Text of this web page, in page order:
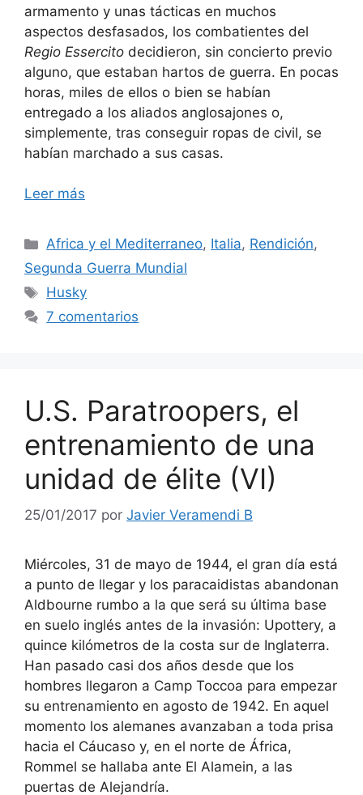
armamento y unas tácticas en muchos
aspectos desfasados, los combatientes del
Regio Essercito decidieron, sin concierto previo
alguno, que estaban hartos de guerra. En pocas
horas, miles de ellos o bien se habían
entregado a los aliados anglosajones o,
simplemente, tras conseguir ropas de civil, se
habían marchado a sus casas.
Leer más
Categorías
Africa y el Mediterraneo, Italia, Rendición,
Segunda Guerra Mundial
Etiquetas
Husky
7 comentarios
U.S. Paratroopers, el
entrenamiento de una
unidad de élite (VI)
25/01/2017 por Javier Veramendi B
Miércoles, 31 de mayo de 1944, el gran día está
a punto de llegar y los paracaidistas abandonan
Aldbourne rumbo a la que será su última base
en suelo inglés antes de la invasión: Upottery, a
quince kilómetros de la costa sur de Inglaterra.
Han pasado casi dos años desde que los
hombres llegaron a Camp Toccoa para empezar
su entrenamiento en agosto de 1942. En aquel
momento los alemanes avanzaban a toda prisa
hacia el Cáucaso y, en el norte de África,
Rommel se hallaba ante El Alamein, a las
puertas de Alejandría.